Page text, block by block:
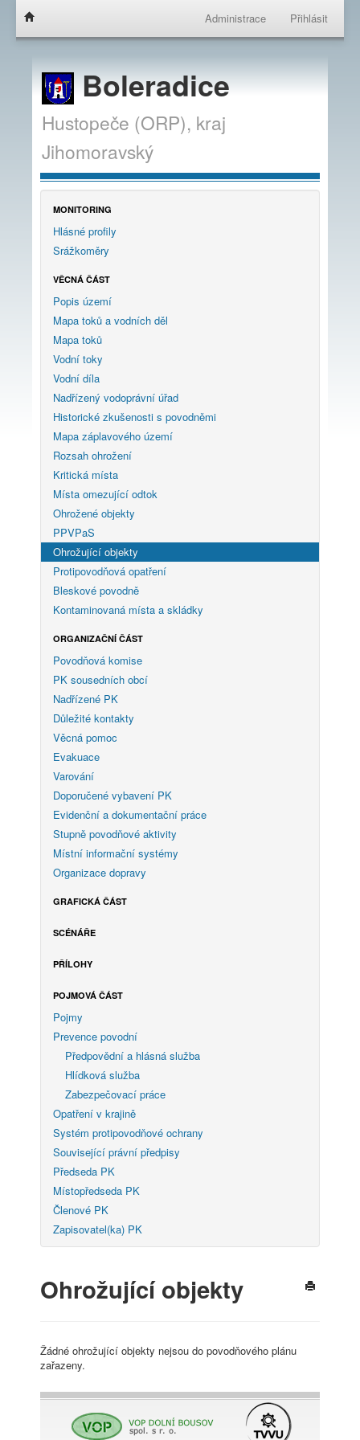
Administrace Přihlásit
Boleradice
Hustopeče (ORP), kraj
Jihomoravský
MONITORING
Hlásné profily
Srážkoměry
VĚCNÁ ČÁST
Popis území
Mapa toků a vodních děl
Mapa toků
Vodní toky
Vodní díla
Nadřízený vodoprávní úřad
Historické zkušenosti s povodněmi
Mapa záplavového území
Rozsah ohrožení
Kritická místa
Místa omezující odtok
Ohrožené objekty
PPVPaS
Ohrožující objekty
Protipovodňová opatření
Bleskové povodně
Kontaminovaná místa a skládky
ORGANIZAČNÍ ČÁST
Povodňová komise
PK sousedních obcí
Nadřízené PK
Důležité kontakty
Věcná pomoc
Evakuace
Varování
Doporučené vybavení PK
Evidenční a dokumentační práce
Stupně povodňové aktivity
Místní informační systémy
Organizace dopravy
GRAFICKÁ ČÁST
SCÉNÁŘE
PŘÍLOHY
POJMOVÁ ČÁST
Pojmy
Prevence povodní
Předpovědní a hlásná služba
Hlídková služba
Zabezpečovací práce
Opatření v krajině
Systém protipovodňové ochrany
Související právní předpisy
Předseda PK
Místopředseda PK
Členové PK
Zapisovatel(ka) PK
Ohrožující objekty
Žádné ohrožující objekty nejsou do povodňového plánu
zařazeny.